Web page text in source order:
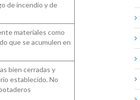
de incendio y de
materiales como
que se acumulen en
bien cerradas y
establecido. No